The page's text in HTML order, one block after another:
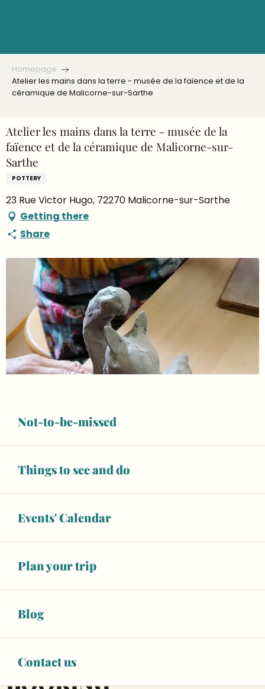
Not-to-be-missed
Things to see and do
Events' Calendar
Plan your trip
Blog
Contact us
Homepage
Atelier les mains dans la terre - musée de la faïence et de la
céramique de Malicorne-sur-Sarthe
Atelier les mains dans la terre - musée de la
faïence et de la céramique de Malicorne-sur-
Sarthe
POTTERY
23 Rue Victor Hugo, 72270 Malicorne-sur-Sarthe
Getting there
Share
Unresolved hours
See opening hours
BOOKING